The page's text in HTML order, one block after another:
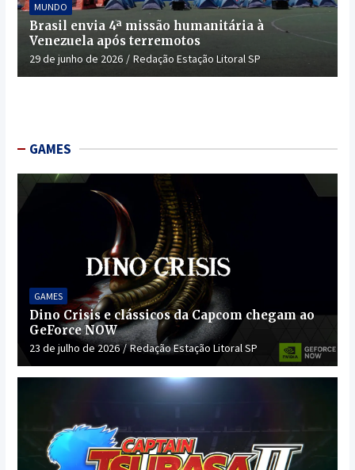
MUNDO
Brasil envia 4ª missão humanitária à
Venezuela após terremotos
29 de junho de 2026 Redação Estação Litoral SP
GAMES
GAMES
Dino Crisis e clássicos da Capcom chegam ao
GeForce NOW
23 de julho de 2026 Redação Estação Litoral SP